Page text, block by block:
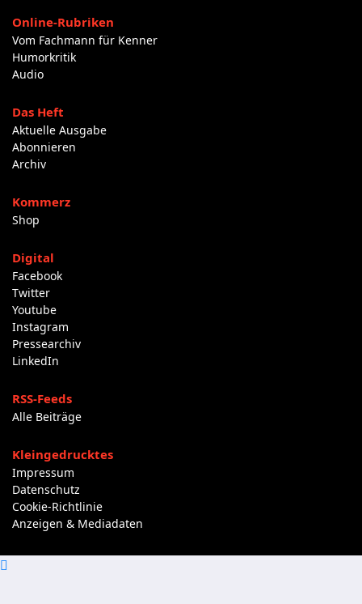
Online-Rubriken
Vom Fachmann für Kenner
Humorkritik
Audio
Das Heft
Aktuelle Ausgabe
Abonnieren
Archiv
Kommerz
Shop
Digital
Facebook
Twitter
Youtube
Instagram
Pressearchiv
LinkedIn
RSS-Feeds
Alle Beiträge
Kleingedrucktes
Impressum
Datenschutz
Cookie-Richtlinie
Anzeigen & Mediadaten